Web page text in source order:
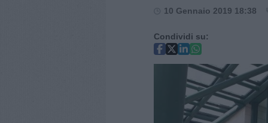
10 Gennaio 2019 18:38
Condividi su: